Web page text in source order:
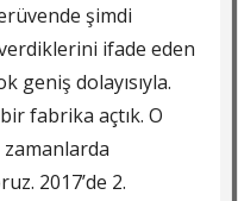
şimdi
ifade eden
geniş dolayısıyla.
fabrika açtık. O
zamanlarda
2017’de 2.